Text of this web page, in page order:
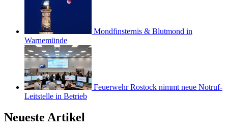
Mondfinsternis & Blutmond in
Warnemünde
Feuerwehr Rostock nimmt neue Notruf-
Leitstelle in Betrieb
Neueste Artikel